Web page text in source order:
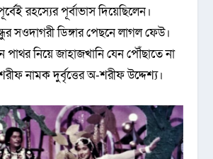
রহস্যের পূর্বাভাস দিয়েছিলেন।
সওদাগরী ডিঙ্গার পেছনে লাগল ফেউ।
পাথর নিয়ে জাহাজখানি যেন পৌঁছাতে না
নামক দুর্বৃত্তের অ-শরীফ উদ্দেশ্য।